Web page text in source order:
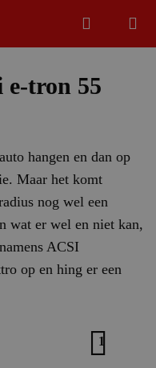
tron 55
hangen en dan op
Maar het komt
nog wel een
wat er wel en niet kan,
ACSI
op en hing er een
1